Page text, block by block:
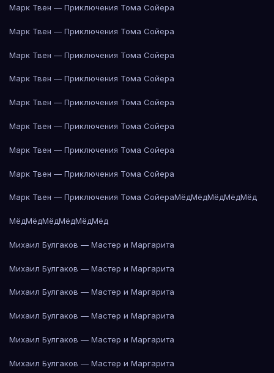
Марк Твен — Приключения Тома Сойера
Марк Твен — Приключения Тома Сойера
Марк Твен — Приключения Тома Сойера
Марк Твен — Приключения Тома Сойера
Марк Твен — Приключения Тома Сойера
Марк Твен — Приключения Тома Сойера
Марк Твен — Приключения Тома Сойера
Марк Твен — Приключения Тома Сойера
Марк Твен — Приключения Тома СойераМёдМёдМёдМёдМёд
МёдМёдМёдМёдМёдМёд
Михаил Булгаков — Мастер и Маргарита
Михаил Булгаков — Мастер и Маргарита
Михаил Булгаков — Мастер и Маргарита
Михаил Булгаков — Мастер и Маргарита
Михаил Булгаков — Мастер и Маргарита
Михаил Булгаков — Мастер и Маргарита